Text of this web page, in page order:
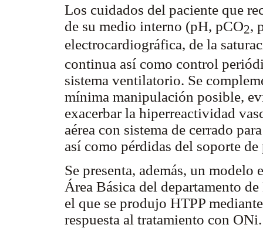
Los cuidados del paciente que
de su medio interno (pH, pCO2,
electrocardiográfica, de la
continua así como control
sistema ventilatorio. Se
mínima manipulación posible,
exacerbar la hiperreactividad
aérea con sistema de cerrado
así como pérdidas del soporte de
Se presenta, además, un
Área Básica del departamento
el que se produjo HTPP
respuesta al tratamiento con ONi.